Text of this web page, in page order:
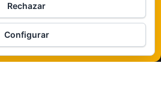
que hay aquí
de cookies
|Tema:Envo Magazine
Rechazar
Configurar